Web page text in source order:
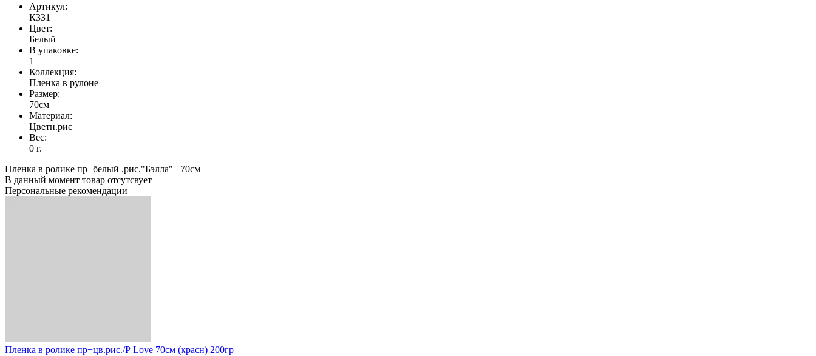
Артикул:
К331
Цвет:
Белый
В упаковке:
1
Коллекция:
Пленка в рулоне
Размер:
70см
Материал:
Цветн.рис
Вес:
0 г.
Пленка в ролике пр+белый .рис."Бэлла" 70см
В данный момент товар отсутсвует
Персональные рекомендации
Пленка в ролике пр+цв.рис./Р Love 70см (красн) 200гр